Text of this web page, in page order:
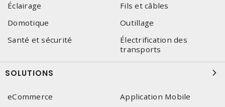
Éclairage
Fils et câbles
Domotique
Outillage
Santé et sécurité
Électrification des
transports
SOLUTIONS
eCommerce
Application Mobile